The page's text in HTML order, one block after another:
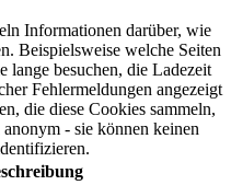
Informationen darüber, wie
Beispielsweise welche Seiten
lange besuchen, die Ladezeit
Fehlermeldungen angezeigt
die diese Cookies sammeln,
- sie können keinen